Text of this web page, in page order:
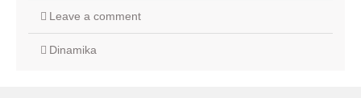
Leave a comment
Dinamika